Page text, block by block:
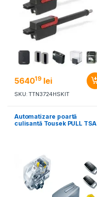
564019 lei
SKU: TTN3724HSKIT
Automatizare poartă
culisantă Tousek PULL TSA